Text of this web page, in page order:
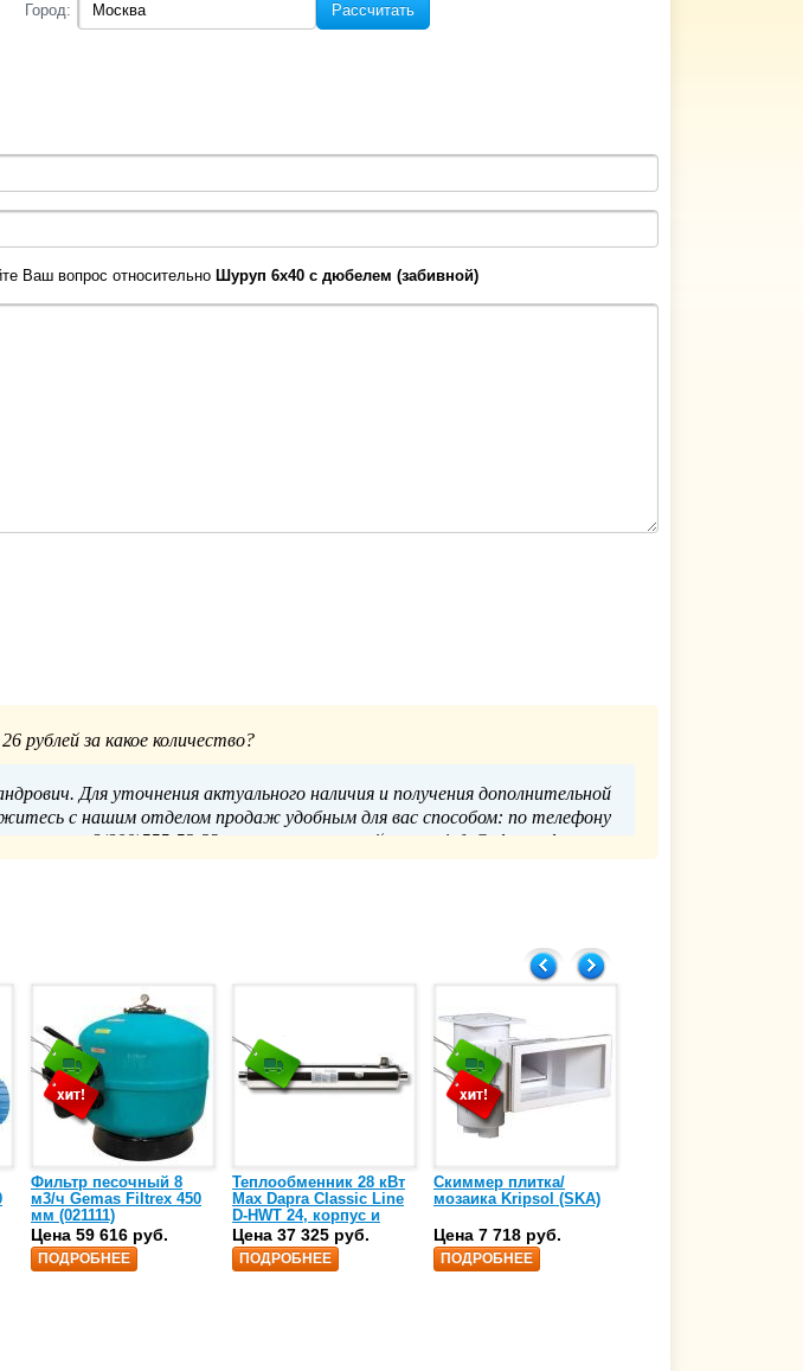
Город:
Рассчитать
Ваш вопрос относительно Шуруп 6х40 с дюбелем (забивной)
рублей за какое количество?
Для уточнения актуального наличия и получения дополнительной
с нашим отделом продаж удобным для вас способом: по телефону
8(800)555-52-23 или по электронной почте info@glavpooltorg.su.
Фильтр песочный 8
м3/ч Gemas Filtrex 450
мм (021111)
Цена 59 616 руб.
ПОДРОБНЕЕ
Теплообменник 28 кВт
Max Dapra Classic Line
D-HWT 24, корпус и
спираль нержавеющая
сталь AISI-316 (10 01
25)
Цена 37 325 руб.
ПОДРОБНЕЕ
Скиммер плитка/
мозаика Kripsol (SKA)
Цена 7 718 руб.
ПОДРОБНЕЕ